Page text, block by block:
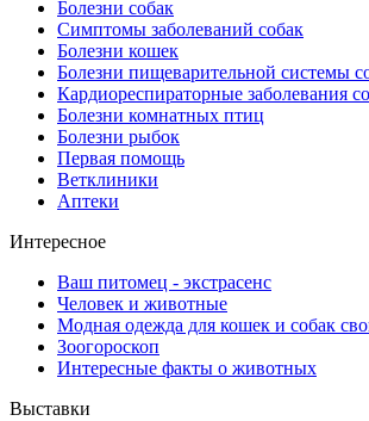
Болезни собак
Симптомы заболеваний собак
Болезни кошек
Болезни пищеварительной системы
Кардиореспираторные заболевания
Болезни комнатных птиц
Болезни рыбок
Первая помощь
Ветклиники
Аптеки
Интересное
Ваш питомец - экстрасенс
Человек и животные
Модная одежда для кошек и собак
Зоогороскоп
Интересные факты о животных
Выставки